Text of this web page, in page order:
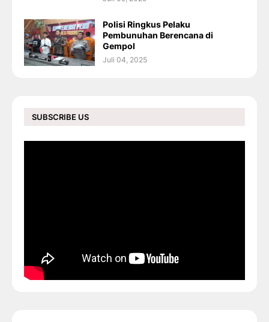
Polisi Ringkus Pelaku
Pembunuhan Berencana di
Gempol
Juli 04, 2025
SUBSCRIBE US